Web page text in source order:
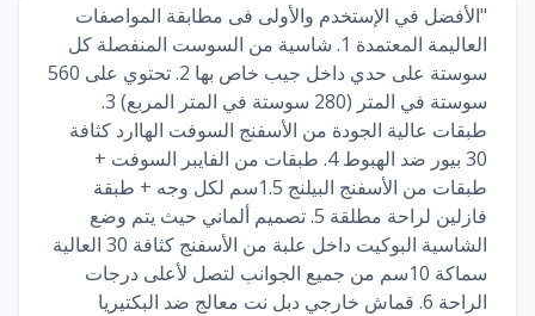
"الأفضل في الإستخدم والأولى فى مطابقة المواصفات
العاليمة المعتمدة 1. شاسية من السوست المنفصلة كل
سوستة على حدي داخل جيب خاص بها 2. تحتوي على 560
سوستة في المتر (280 سوستة في المتر المربع) 3.
طبقات عالية الجودة من الأسفنج السوفت الهاارد كثافة
30 بيور ضد الهبوط 4. طبقات من الفايبر السوفت +
طبقات من الأسفنج البيلنج 1.5سم لكل وجه + طبقة
فازلين لراحة مطلقة 5. تصميم ألماني حيث يتم وضع
الشاسية البوكيت داخل علبة من الأسفنج كثافة 30 العالية
سماكة 10سم من جميع الجوانب لتصل لأعلى درجات
الراحة 6. قماش خارجي دبل نت معالج ضد البكتيريا